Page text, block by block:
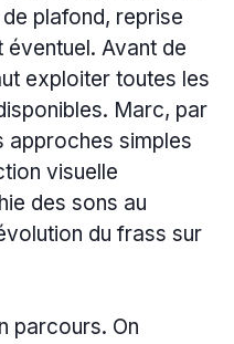
plafond, reprise
Avant de
exploiter toutes les
Marc, par
approches simples
visuelle
des sons au
du frass sur
parcours. On